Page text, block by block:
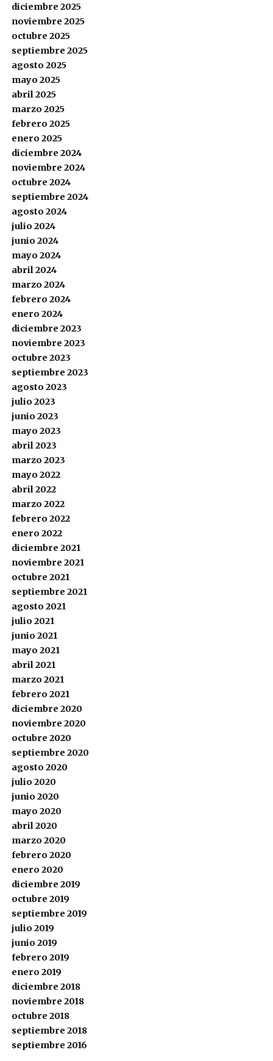
diciembre 2025
noviembre 2025
octubre 2025
septiembre 2025
agosto 2025
mayo 2025
abril 2025
marzo 2025
febrero 2025
enero 2025
diciembre 2024
noviembre 2024
octubre 2024
septiembre 2024
agosto 2024
julio 2024
junio 2024
mayo 2024
abril 2024
marzo 2024
febrero 2024
enero 2024
diciembre 2023
noviembre 2023
octubre 2023
septiembre 2023
agosto 2023
julio 2023
junio 2023
mayo 2023
abril 2023
marzo 2023
mayo 2022
abril 2022
marzo 2022
febrero 2022
enero 2022
diciembre 2021
noviembre 2021
octubre 2021
septiembre 2021
agosto 2021
julio 2021
junio 2021
mayo 2021
abril 2021
marzo 2021
febrero 2021
diciembre 2020
noviembre 2020
octubre 2020
septiembre 2020
agosto 2020
julio 2020
junio 2020
mayo 2020
abril 2020
marzo 2020
febrero 2020
enero 2020
diciembre 2019
octubre 2019
septiembre 2019
julio 2019
junio 2019
febrero 2019
enero 2019
diciembre 2018
noviembre 2018
octubre 2018
septiembre 2018
septiembre 2016